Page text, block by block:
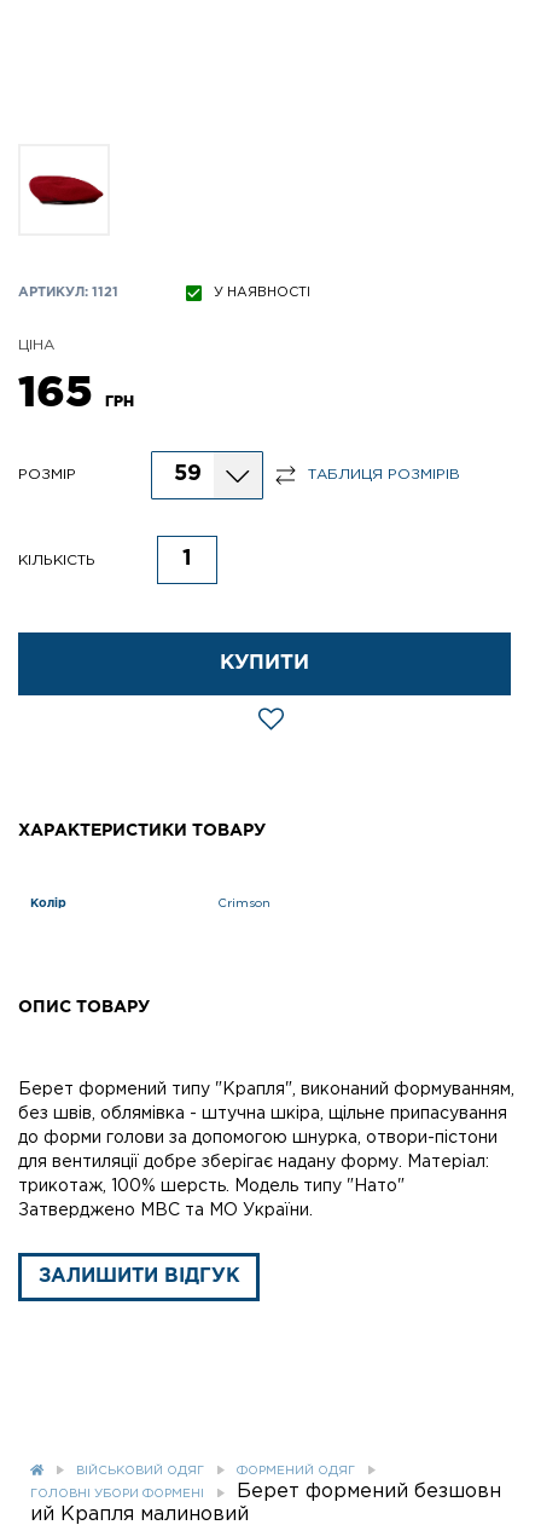
АРТИКУЛ: 1121 У НАЯВНОСТІ
ЦІНА
165 ГРН
РОЗМІР 59 ТАБЛИЦЯ РОЗМІРІВ
КІЛЬКІСТЬ
КУПИТИ
ХАРАКТЕРИСТИКИ ТОВАРУ
Колір Crimson
ОПИС ТОВАРУ
Берет формений типу "Крапля", виконаний формуванням,
без швів, облямівка - штучна шкіра, щільне припасування
до форми голови за допомогою шнурка, отвори-пістони
для вентиляції добре зберігає надану форму. Матеріал:
трикотаж, 100% шерсть. Модель типу "Нато"
Затверджено МВС та МО України.
ЗАЛИШИТИ ВІДГУК
ВІЙСЬКОВИЙ ОДЯГ ФОРМЕНИЙ ОДЯГ
ГОЛОВНІ УБОРИ ФОРМЕНІ
Берет формений безшовн
ий Крапля малиновий